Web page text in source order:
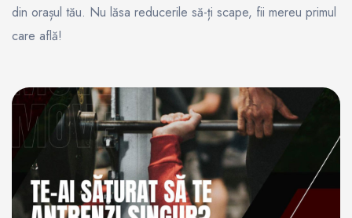
din orașul tău. Nu lăsa reducerile să-ți scape, fii mereu primul
care află!